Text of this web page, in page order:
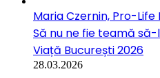
Maria Czernin, Pro-
Să nu ne fie teamă
Viață București 2026
28.03.2026